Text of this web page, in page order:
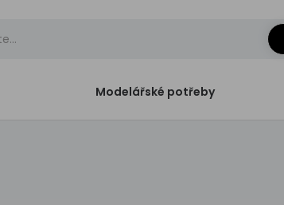
Modelářské potřeby